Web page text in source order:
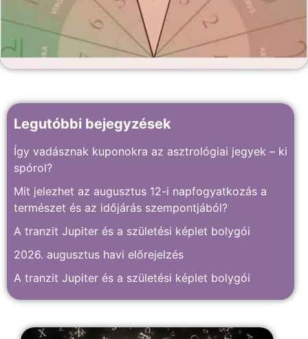
Legutóbbi bejegyzések
Így vadásznak kuponokra az asztrológiai jegyek – ki
spórol?
Mit jelezhet az augusztus 12-i napfogyatkozás a
természet és az időjárás szempontjából?
A tranzit Jupiter és a születési képlet bolygói
2026. augusztus havi előrejelzés
A tranzit Jupiter és a születési képlet bolygói